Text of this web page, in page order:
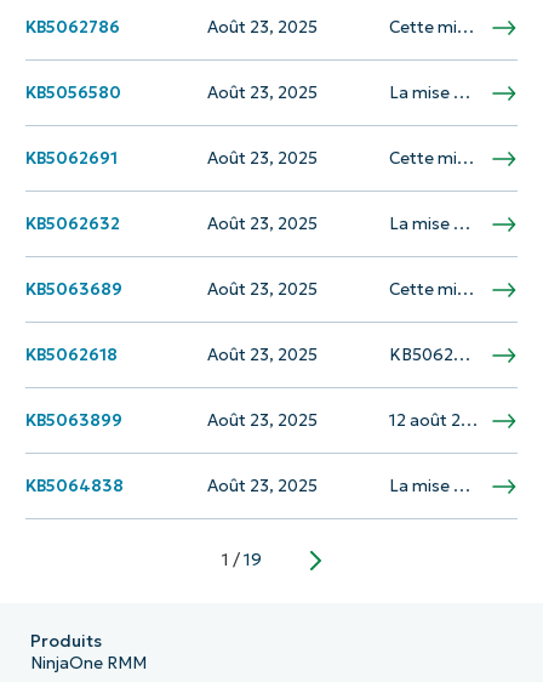
KB5062786 Août 23, 2025 Cette mise à jour apporte des améliorations aux binaires de configuration de Windows ou à tout fichier que la configuration utilise pour les mises à jour des fonctionnalités dans Windows 10, version 1607 et Windows Server 2016. Il est disponible…
KB5056580 Août 23, 2025 La mise à jour KB5056580 est une mise à jour cumulative pour .NET Framework 3.5 et 4.8.1 pour Windows 11, version 22H2 et Windows 11, version 23H2. Il a été publié le 8 juillet 2025 et comprend des améliorations de…
KB5062691 Août 23, 2025 Cette mise à jour, KB5062691, est une mise à jour dynamique du système d'exploitation sécuritaire pour Windows 10, version 21H2 et 22H2, prévue pour le 8 juillet 2025. Il vise principalement à apporter des améliorations à l'environnement de récupération de…
KB5062632 Août 23, 2025 La mise à jour KB5062632 est un Rollup mensuel pour Windows Server 2008 R2, prévu pour la sortie le 8 juillet 2025. Cette mise à jour comprend des correctifs de sécurité et des améliorations de qualité qui faisaient partie de…
KB5063689 Août 23, 2025 Cette mise à jour, KB5063689, est une mise à jour dynamique du système d'exploitation sécuritaire pour Windows 11, version 24H2 et Windows Server 2025, publiée le 22 juillet 2025. Il vise à améliorer l'environnement de récupération de Windows (WinRE) et…
KB5062618 Août 23, 2025 KB5062618 est une mise à jour de sécurité uniquement pour Windows Server 2008, planifiée pour la sortie le 8 juillet 2025. Cette mise à jour traite des vulnérabilités de sécurité et comprend une modification de durcissement de sécurité dans le…
KB5063899 Août 23, 2025 12 août 2025 - KB5063899 (OS Build 25398.1791) est une mise à jour cumulative pour Windows Server, version 23h2. Cette mise à jour comprend des correctifs et des améliorations de qualité de KB5062570 et résout les problèmes avec le Microsoft…
KB5064838 Août 23, 2025 La mise à jour KB5064838 est une mise à jour de service .NET 8.0 publiée le 5 août 2025. Cette mise à jour comprend des correctifs sans sécurité et met à jour les packages dans le cadre .NET 8.0. La…
1 /19 Next
Produits
NinjaOne RMM